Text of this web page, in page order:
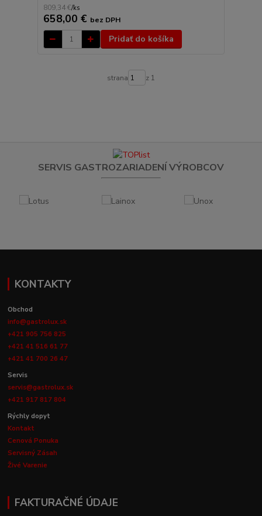
809,34 €/ks
658,00 € bez DPH
Pridať do košíka
strana z 1
SERVIS GASTROZARIADENÍ VÝROBCOV
KONTAKTY
Obchod
info@gastrolux.sk
+421 905 756 825
+421 41 516 61 77
+421 41 700 26 47
Servis
servis@gastrolux.sk
+421 917 817 804
Rýchly dopyt
Kontakt
Cenová Ponuka
Servisný Zásah
Živé Varenie
FAKTURAČNÉ ÚDAJE